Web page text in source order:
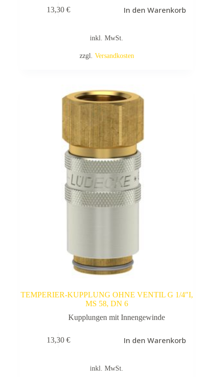
13,30 € In den Warenkorb
inkl. MwSt.
zzgl. Versandkosten
TEMPERIER-KUPPLUNG OHNE VENTIL G 1/4″I,
MS 58, DN 6
Kupplungen mit Innengewinde
13,30 € In den Warenkorb
inkl. MwSt.